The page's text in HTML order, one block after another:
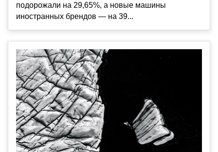
подорожали на 29,65%, а новые машины
иностранных брендов — на 39...